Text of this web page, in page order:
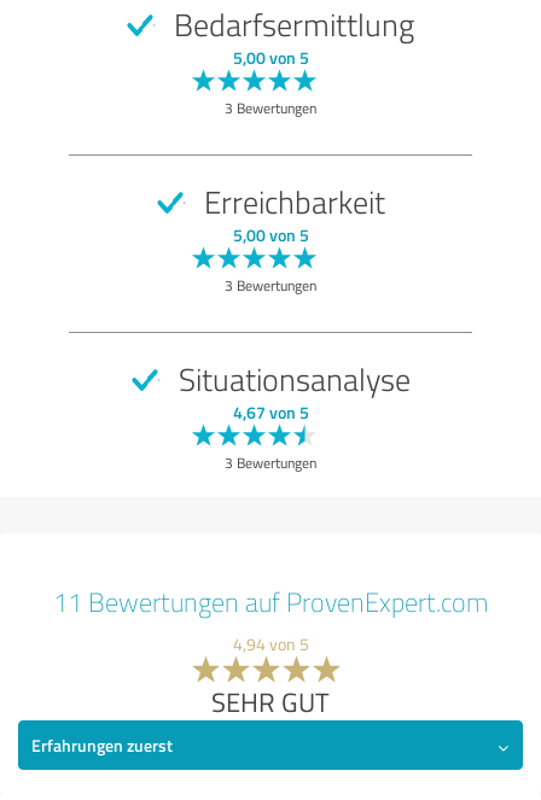
Bedarfsermittlung
5,00 von 5
3 Bewertungen
Erreichbarkeit
5,00 von 5
3 Bewertungen
Situationsanalyse
4,67 von 5
3 Bewertungen
11 Bewertungen auf ProvenExpert.com
4,94 von 5
SEHR GUT
Erfahrungen zuerst